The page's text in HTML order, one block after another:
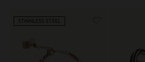
STAINLESS STEEL